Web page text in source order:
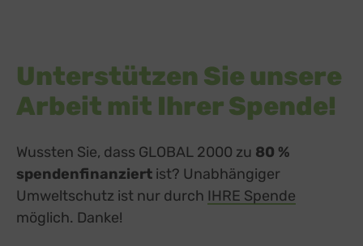
Unterstützen Sie unsere
Arbeit mit Ihrer Spende!
Wussten Sie, dass GLOBAL 2000 zu 80 %
spendenfinanziert ist? Unabhängiger
Umweltschutz ist nur durch IHRE Spende
möglich. Danke!